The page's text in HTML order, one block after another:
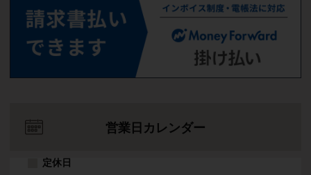
営業日カレンダー
定休日